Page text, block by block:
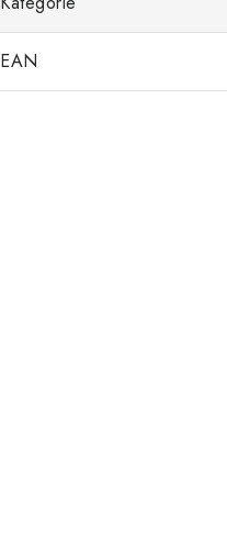
EAN